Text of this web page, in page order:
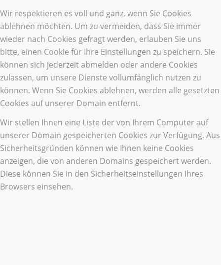
Wir respektieren es voll und ganz, wenn Sie Cookies
ablehnen möchten. Um zu vermeiden, dass Sie immer
wieder nach Cookies gefragt werden, erlauben Sie uns
bitte, einen Cookie für Ihre Einstellungen zu speichern. Sie
können sich jederzeit abmelden oder andere Cookies
zulassen, um unsere Dienste vollumfänglich nutzen zu
können. Wenn Sie Cookies ablehnen, werden alle gesetzten
Cookies auf unserer Domain entfernt.
Wir stellen Ihnen eine Liste der von Ihrem Computer auf
unserer Domain gespeicherten Cookies zur Verfügung. Aus
Sicherheitsgründen können wie Ihnen keine Cookies
anzeigen, die von anderen Domains gespeichert werden.
Diese können Sie in den Sicherheitseinstellungen Ihres
Browsers einsehen.